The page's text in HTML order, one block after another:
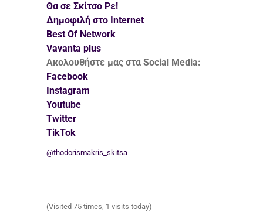
Θα σε Σκίτσο Ρε!
Δημοφιλή στο Internet
Best Of Network
Vavanta plus
Ακολουθήστε μας στα Social Media:
Facebook
Instagram
Youtube
Twitter
TikTok
@thodorismakris_skitsa
(Visited 75 times, 1 visits today)